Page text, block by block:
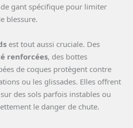
gant spécifique pour limiter
blessure.
est tout aussi cruciale. Des
renforcées, des bottes
de coques protègent contre
ou les glissades. Elles offrent
des sols parfois instables ou
le danger de chute.